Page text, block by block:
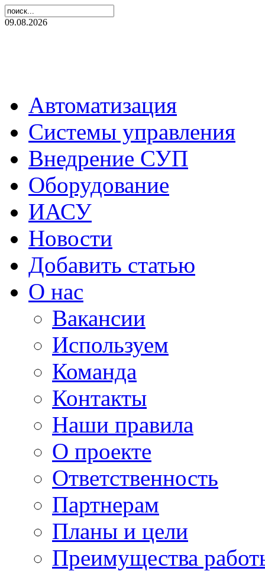
09.08.2026
Автоматизация
Системы управления
Внедрение СУП
Оборудование
ИАСУ
Новости
Добавить статью
О нас
Вакансии
Используем
Команда
Контакты
Наши правила
О проекте
Ответственность
Партнерам
Планы и цели
Преимущества